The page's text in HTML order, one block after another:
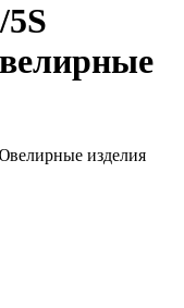
изделия